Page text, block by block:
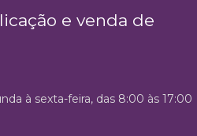
e venda de
à sexta-feira, das 8:00 às 17:00